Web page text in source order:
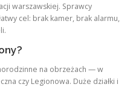
warszawskiej. Sprawcy
cel: brak kamer, brak alarmu,
na obrzeżach — w
czy Legionowa. Duże działki i